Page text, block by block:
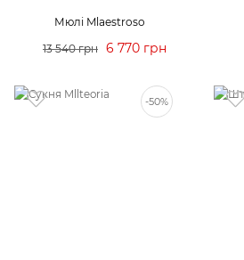
Мюлі Mlaestroso
13 540 грн 6 770 грн
-50%